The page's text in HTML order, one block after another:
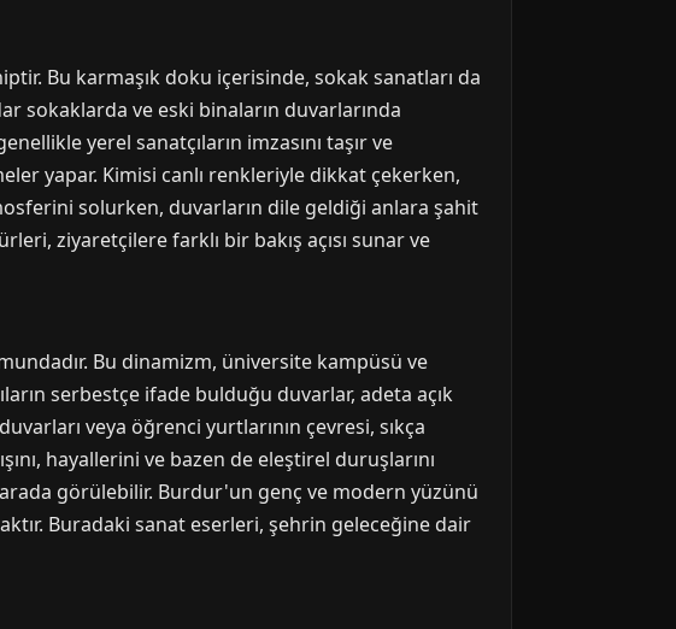
Bu karmaşık doku içerisinde, sokak sanatları da
sokaklarda ve eski binaların duvarlarında
yerel sanatçıların imzasını taşır ve
yapar. Kimisi canlı renkleriyle dikkat çekerken,
solurken, duvarların dile geldiği anlara şahit
ziyaretçilere farklı bir bakış açısı sunar ve
Bu dinamizm, üniversite kampüsü ve
serbestçe ifade bulduğu duvarlar, adeta açık
veya öğrenci yurtlarının çevresi, sıkça
hayallerini ve bazen de eleştirel duruşlarını
görülebilir. Burdur'un genç ve modern yüzünü
Buradaki sanat eserleri, şehrin geleceğine dair